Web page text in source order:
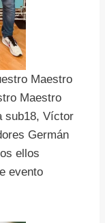
Maestro
Maestro
sub18, Víctor
Germán
ellos
evento